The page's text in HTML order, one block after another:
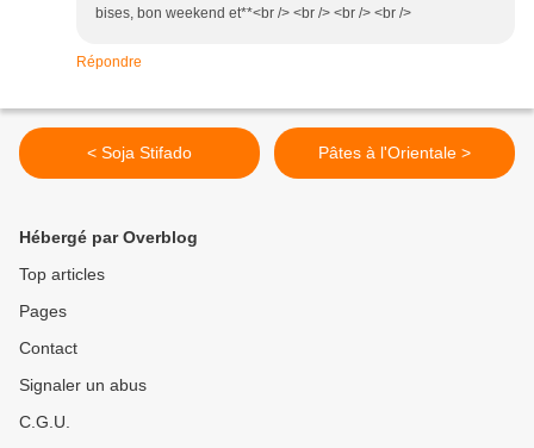
bises, bon weekend et**<br /> <br /> <br /> <br />
Répondre
< Soja Stifado Pâtes à l'Orientale >
Hébergé par Overblog
Top articles
Pages
Contact
Signaler un abus
C.G.U.